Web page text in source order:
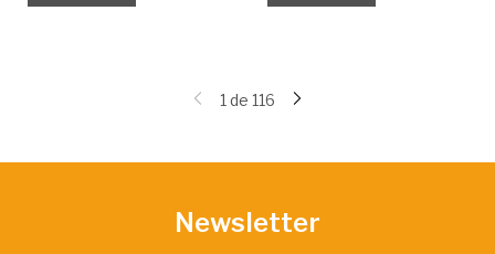
1 de 116
Newsletter